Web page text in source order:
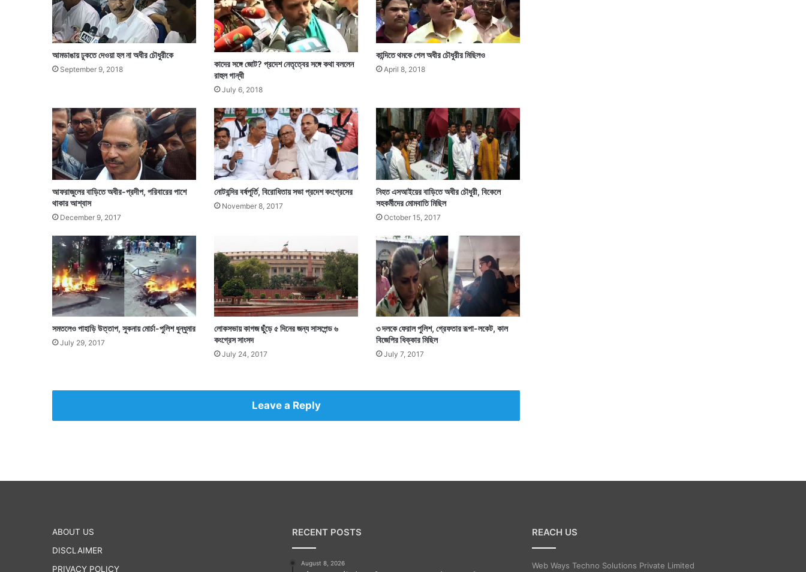
আমডাঙায় ঢুকতে দেওয়া হল না অধীর চৌধুরীকে
September 9, 2018
কাদের সঙ্গে জোট? প্রদেশ নেতৃত্বের সঙ্গে কথা বললেন
রাহুল গান্ধী
July 6, 2018
কান্দিতে থমকে গেল অধীর চৌধুরীর মিছিলও
April 8, 2018
আফরাজুলের বাড়িতে অধীর-প্রদীপ, পরিবারের পাশে
থাকার আশ্বাস
December 9, 2017
‌‌নোটবন্দির বর্ষপূর্তি, বিরোধিতায় সভা প্রদেশ কংগ্রেসের
November 8, 2017
নিহত এসআইয়ের বাড়িতে অধীর চৌধুরী, বিকেলে
সহকর্মীদের মোমবাতি মিছিল
October 15, 2017
সমতলেও পাহাড়ি উত্তাপ, সুকনায় মোর্চা-পুলিশ ধুন্ধুমার
July 29, 2017
লোকসভায় কাগজ ছুঁড়ে ৫ দিনের জন্য সাসপেন্ড ৬
কংগ্রেস সাংসদ
July 24, 2017
৩ দলকে ফেরাল পুলিশ, গ্রেফতার রূপা-লকেট, কাল
বিজেপির ধিক্কার মিছিল
July 7, 2017
Leave a Reply
ABOUT US
DISCLAIMER
PRIVACY POLICY
RECENT POSTS
August 8, 2026
REACH US
Web Ways Techno Solutions Private Limited